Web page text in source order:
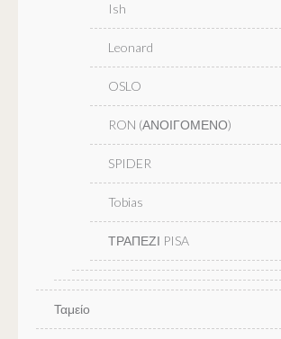
Ish
Leonard
OSLO
RON (ΑΝΟΙΓΟΜΕΝΟ)
SPIDER
Tobias
ΤΡΑΠΕΖΙ PISA
Ταμείο